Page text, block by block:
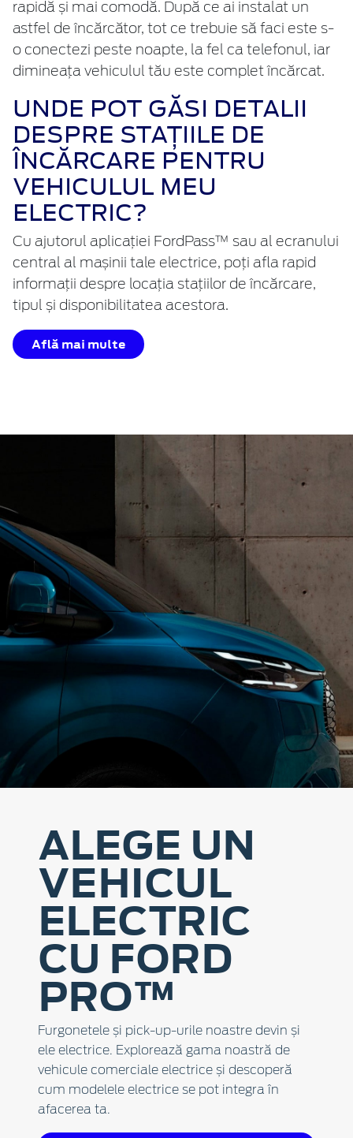
rapidă și mai comodă. După ce ai instalat un
astfel de încărcător, tot ce trebuie să faci este s-
o conectezi peste noapte, la fel ca telefonul, iar
dimineața vehiculul tău este complet încărcat.
UNDE POT GĂSI DETALII
DESPRE STAȚIILE DE
ÎNCĂRCARE PENTRU
VEHICULUL MEU
ELECTRIC?
Cu ajutorul aplicației FordPass™ sau al ecranului
central al mașinii tale electrice, poți afla rapid
informații despre locația stațiilor de încărcare,
tipul și disponibilitatea acestora.
Află mai multe
ALEGE UN
VEHICUL
ELECTRIC
CU FORD
PRO™
Furgonetele și pick-up-urile noastre devin și
ele electrice. Explorează gama noastră de
vehicule comerciale electrice și descoperă
cum modelele electrice se pot integra în
afacerea ta.